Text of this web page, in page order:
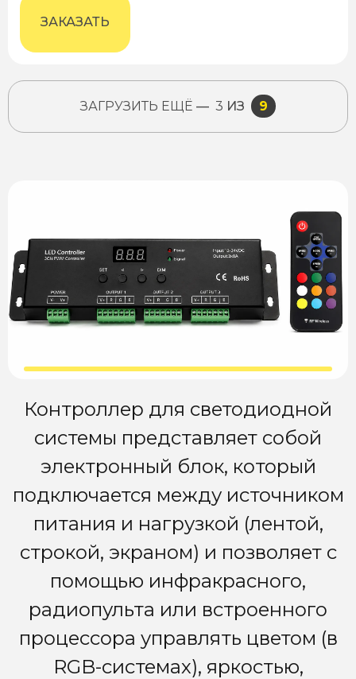
ЗАКАЗАТЬ
ЗАГРУЗИТЬ ЕЩЁ — 3 ИЗ 9
Контроллер для светодиодной
системы представляет собой
электронный блок, который
подключается между источником
питания и нагрузкой (лентой,
строкой, экраном) и позволяет с
помощью инфракрасного,
радиопульта или встроенного
процессора управлять цветом (в
RGB-системах), яркостью,